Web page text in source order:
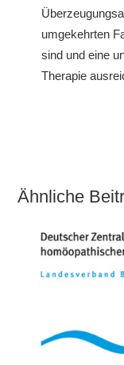
umgekehrten
sind und eine
Therapie
Ähnliche